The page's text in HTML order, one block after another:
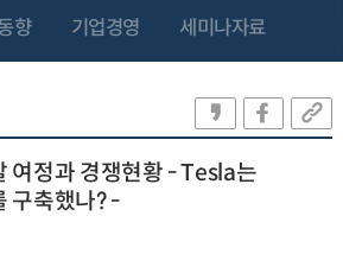
향 기업경영 세미나자료
여정과 경쟁현황 - Tesla는
구축했나? -